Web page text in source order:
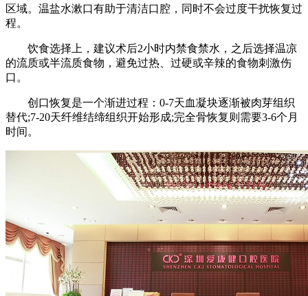
区域。温盐水漱口有助于清洁口腔，同时不会过度干扰恢复过
程。
饮食选择上，建议术后2小时内禁食禁水，之后选择温凉
的流质或半流质食物，避免过热、过硬或辛辣的食物刺激伤
口。
创口恢复是一个渐进过程：0-7天血凝块逐渐被肉芽组织
替代;7-20天纤维结缔组织开始形成;完全骨恢复则需要3-6个月
时间。